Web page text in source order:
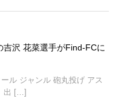
吉沢 花菜選手がFind-FCに
ル ジャンル 砲丸投げ アス
出 […]